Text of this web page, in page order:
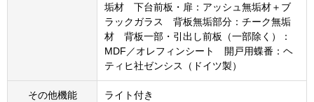
垢材 下台前板・扉：アッシュ無垢材＋ブ
ラックガラス 背板無垢部分：チーク無垢
材 背板一部・引出し前板（一部除く）：
MDF／オレフィンシート 開戸用蝶番：ヘ
ティヒ社ゼンシス（ドイツ製）
その他機能 ライト付き